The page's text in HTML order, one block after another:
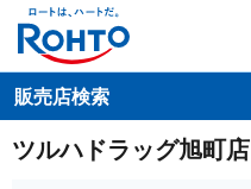
販売店検索
ツルハドラッグ旭町店